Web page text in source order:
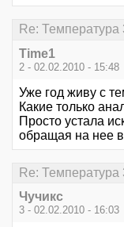
Re:
Time1
2 - 02.02.2010 - 15:48
Уже год живу с
Какие только
Просто устала
обращая на нее
Re:
Чучикс
3 - 02.02.2010 - 16:03